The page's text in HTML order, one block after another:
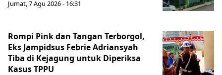
Jumat, 7 Agu 2026 - 16:31
Rompi Pink dan Tangan Terborgol,
Eks Jampidsus Febrie Adriansyah
Tiba di Kejagung untuk Diperiksa
Kasus TPPU